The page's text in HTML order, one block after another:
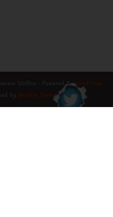
Wolfins - Powered ByWordPress
Sparkle Themes